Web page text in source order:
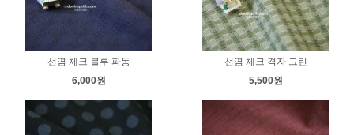
선염 체크 블루 파동
6,000원
선염 체크 격자 그린
5,500원